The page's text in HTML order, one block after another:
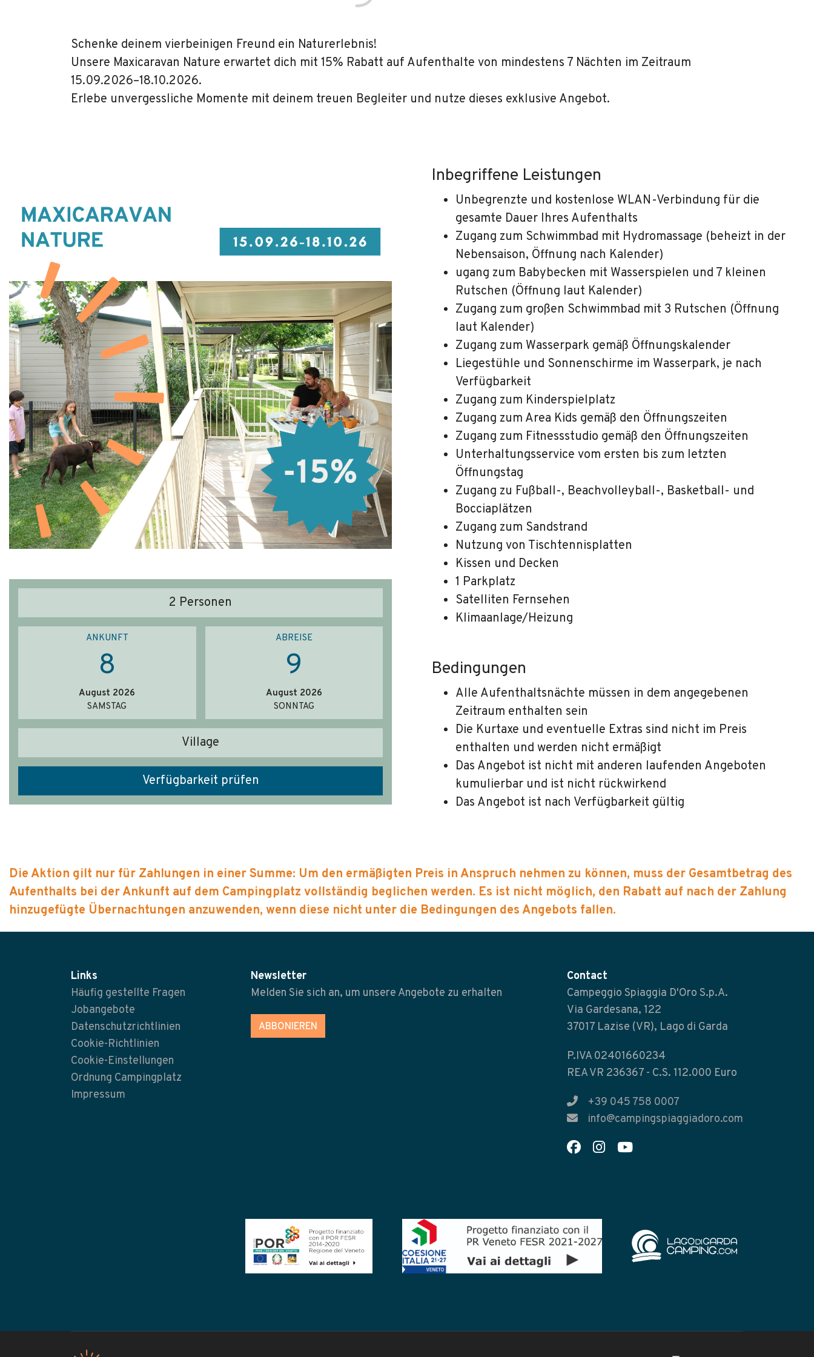
Schenke deinem vierbeinigen Freund ein Naturerlebnis!
Unsere Maxicaravan Nature erwartet dich mit 15% Rabatt auf Aufenthalte von mindestens 7 Nächten im Zeitraum
15.09.2026–18.10.2026.
Erlebe unvergessliche Momente mit deinem treuen Begleiter und nutze dieses exklusive Angebot.
Inbegriffene Leistungen
Unbegrenzte und kostenlose WLAN-Verbindung für die
gesamte Dauer Ihres Aufenthalts
Zugang zum Schwimmbad mit Hydromassage (beheizt in der
Nebensaison, Öffnung nach Kalender)
ugang zum Babybecken mit Wasserspielen und 7 kleinen
Rutschen (Öffnung laut Kalender)
Zugang zum großen Schwimmbad mit 3 Rutschen (Öffnung
laut Kalender)
Zugang zum Wasserpark gemäß Öffnungskalender
Liegestühle und Sonnenschirme im Wasserpark, je nach
Verfügbarkeit
Zugang zum Kinderspielplatz
Zugang zum Area Kids gemäß den Öffnungszeiten
Zugang zum Fitnessstudio gemäß den Öffnungszeiten
Unterhaltungsservice vom ersten bis zum letzten
Öffnungstag
Zugang zu Fußball-, Beachvolleyball-, Basketball- und
Bocciaplätzen
Zugang zum Sandstrand
Nutzung von Tischtennisplatten
Kissen und Decken
1 Parkplatz
Satelliten Fernsehen
Klimaanlage/Heizung
Bedingungen
Alle Aufenthaltsnächte müssen in dem angegebenen
Zeitraum enthalten sein
Die Kurtaxe und eventuelle Extras sind nicht im Preis
enthalten und werden nicht ermäßigt
Das Angebot ist nicht mit anderen laufenden Angeboten
kumulierbar und ist nicht rückwirkend
Das Angebot ist nach Verfügbarkeit gültig
2 Personen
ANKUNFT
8
August 2026
SAMSTAG
ABREISE
9
August 2026
SONNTAG
Village
Verfügbarkeit prüfen
Die Aktion gilt nur für Zahlungen in einer Summe: Um den ermäßigten Preis in Anspruch nehmen zu können, muss der Gesamtbetrag des
Aufenthalts bei der Ankunft auf dem Campingplatz vollständig beglichen werden. Es ist nicht möglich, den Rabatt auf nach der Zahlung
hinzugefügte Übernachtungen anzuwenden, wenn diese nicht unter die Bedingungen des Angebots fallen.
Links
Häufig gestellte Fragen
Jobangebote
Datenschutzrichtlinien
Cookie-Richtlinien
Cookie-Einstellungen
Ordnung Campingplatz
Impressum
Newsletter
Melden Sie sich an, um unsere Angebote zu erhalten
ABBONIEREN
Contact
Campeggio Spiaggia D'Oro S.p.A.
Via Gardesana, 122
37017 Lazise (VR), Lago di Garda
P.IVA 02401660234
REA VR 236367 - C.S. 112.000 Euro
+39 045 758 0007
info@campingspiaggiadoro.com